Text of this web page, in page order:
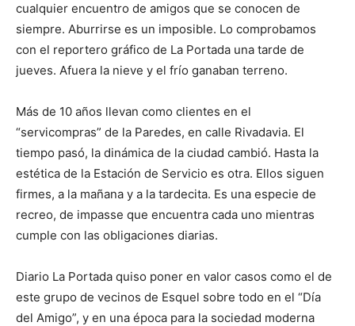
cualquier encuentro de amigos que se conocen de
siempre. Aburrirse es un imposible. Lo comprobamos
con el reportero gráfico de La Portada una tarde de
jueves. Afuera la nieve y el frío ganaban terreno.
Más de 10 años llevan como clientes en el
“servicompras” de la Paredes, en calle Rivadavia. El
tiempo pasó, la dinámica de la ciudad cambió. Hasta la
estética de la Estación de Servicio es otra. Ellos siguen
firmes, a la mañana y a la tardecita. Es una especie de
recreo, de impasse que encuentra cada uno mientras
cumple con las obligaciones diarias.
Diario La Portada quiso poner en valor casos como el de
este grupo de vecinos de Esquel sobre todo en el “Día
del Amigo”, y en una época para la sociedad moderna